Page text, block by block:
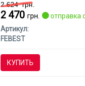
2 624грн.
2 470 грн.
отправка
Артикул:
FEBEST
КУПИТЬ